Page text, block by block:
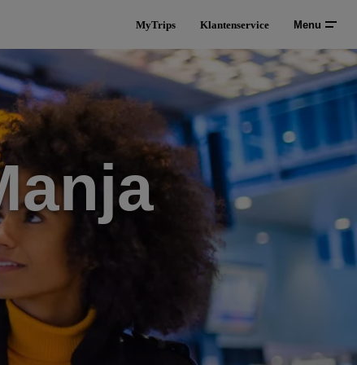
MyTrips Klantenservice Menu